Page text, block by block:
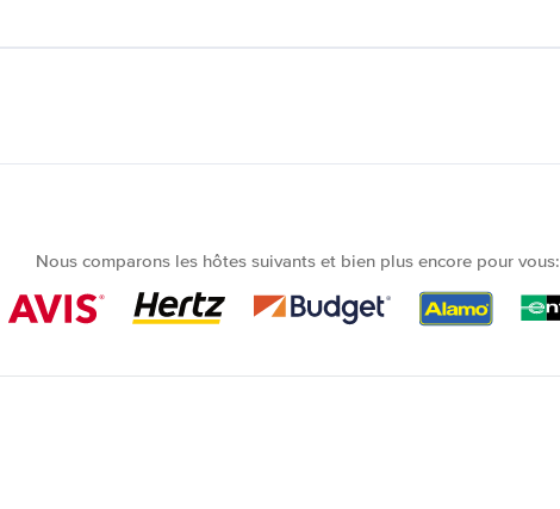
Nous comparons les hôtes suivants et bien plus encore pour vous: